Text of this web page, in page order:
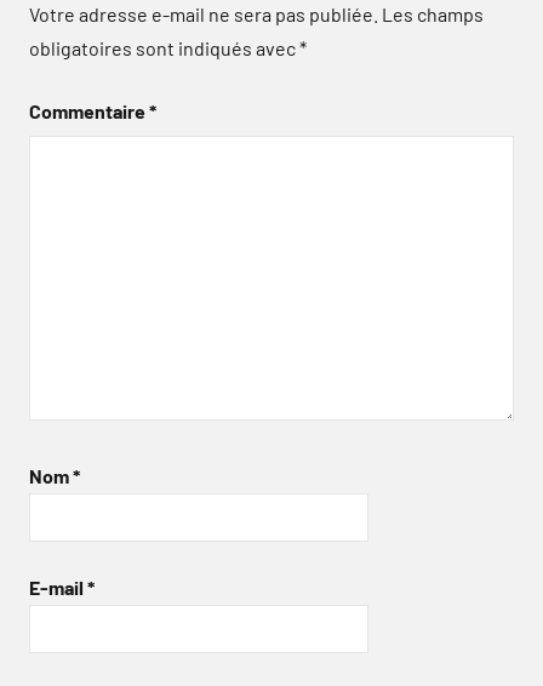
Votre adresse e-mail ne sera pas publiée. Les champs
obligatoires sont indiqués avec*
Commentaire*
Nom*
E-mail *